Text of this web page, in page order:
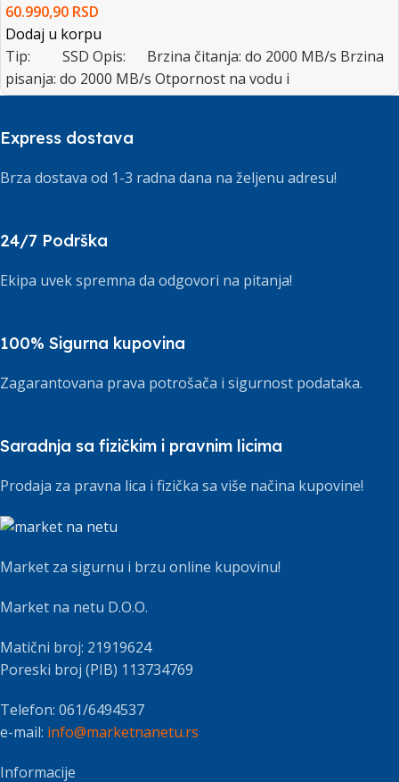
60.990,90 RSD
Dodaj u korpu
Tip: SSD Opis: Brzina čitanja: do 2000 MB/s Brzina
pisanja: do 2000 MB/s Otpornost na vodu i
Express dostava
Brza dostava od 1-3 radna dana na željenu adresu!
24/7 Podrška
Ekipa uvek spremna da odgovori na pitanja!
100% Sigurna kupovina
Zagarantovana prava potrošača i sigurnost podataka.
Saradnja sa fizičkim i pravnim licima
Prodaja za pravna lica i fizička sa više načina kupovine!
Market za sigurnu i brzu online kupovinu!
Market na netu D.O.O.
Matični broj: 21919624
Poreski broj (PIB) 113734769
Telefon: 061/6494537
e-mail: info@marketnanetu.rs
Informacije